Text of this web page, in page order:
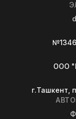
№1346
OOO
г.Ташкент,